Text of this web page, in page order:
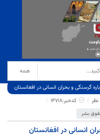
گرسنگی و بحران انسانی در افغانستان
کدخبر:14718
بشر
انسانی در افغانستان